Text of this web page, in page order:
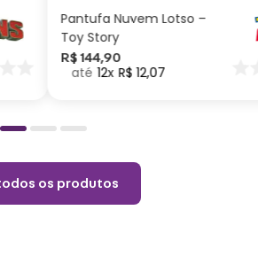
Não
Pantufa Nuvem Lotso –
Toy Story
R$ 144,90
12 R$ 12,07
os produtos